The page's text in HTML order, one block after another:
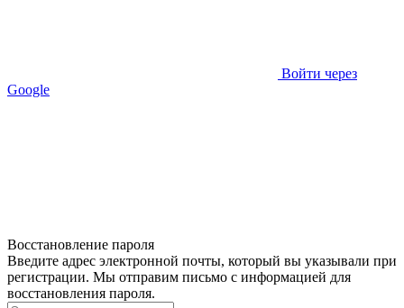
Войти через
Google
Восстановление пароля
Введите адрес электронной почты, который вы указывали при
регистрации. Мы отправим письмо с информацией для
восстановления пароля.